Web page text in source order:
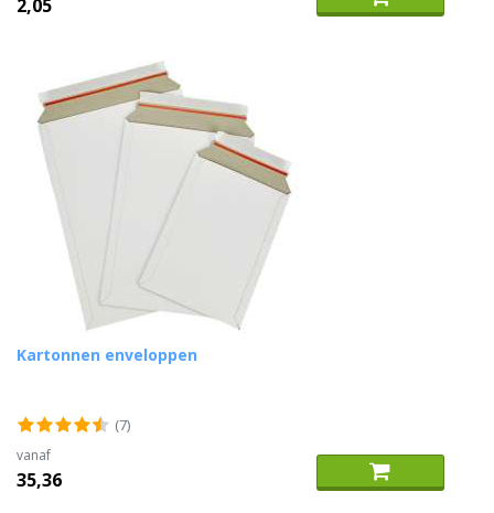
2,05
Kartonnen enveloppen
(7)
vanaf
35,36